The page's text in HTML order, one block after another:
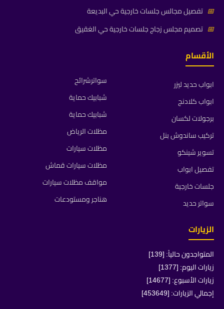
📅 تفصيل مجالس جلسات خارجية حي البديعة
📅 تصميم مجلس زجاج جلسات خارجية حي الغقيق
الأقسام
ابواب حديد ليزر
ابواب كلادنج
برجولات لكسان
تركيب ساندوش بنل
تسوير شينكو
تفصيل ابواب
جلسات خارجية
سواتر حديد
سواترشرائح
شبابيك حماية
شبابيك حماية
مظلات الرياض
مظلات سيارات
مظلات سيارات قماش
مواقف مظلات سيارات
هناجر ومستودعات
الزيارات
المتواجدون حالياً: [139]
زيارات اليوم: [1377]
زيارات الأسبوع: [14677]
إجمالي الزيارات: [453649]